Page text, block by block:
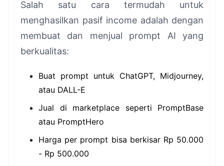
Salah satu cara termudah untuk
menghasilkan pasif income adalah dengan
membuat dan menjual prompt AI yang
berkualitas:
Buat prompt untuk ChatGPT, Midjourney,
atau DALL-E
Jual di marketplace seperti PromptBase
atau PromptHero
Harga per prompt bisa berkisar Rp 50.000
- Rp 500.000